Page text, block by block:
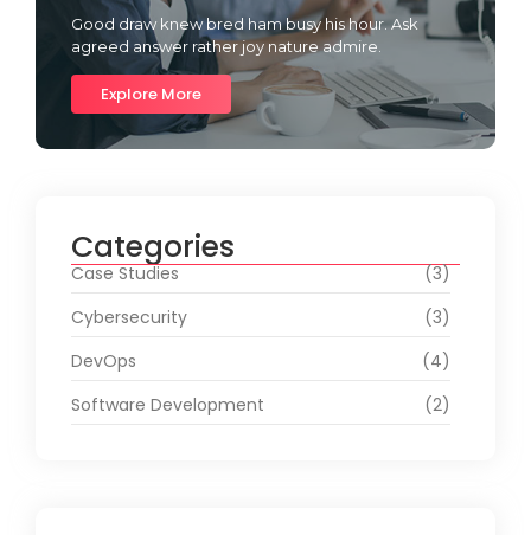
Good draw knew bred ham busy his hour. Ask
agreed answer rather joy nature admire.
Explore More
Categories
Case Studies
(3)
Cybersecurity
(3)
DevOps
(4)
Software Development
(2)